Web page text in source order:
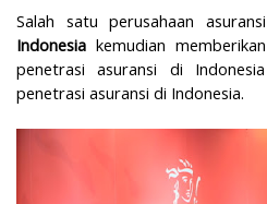
Salah satu perusahaan
Indonesia kemudian
penetrasi asuransi di
penetrasi asuransi di Indonesia.